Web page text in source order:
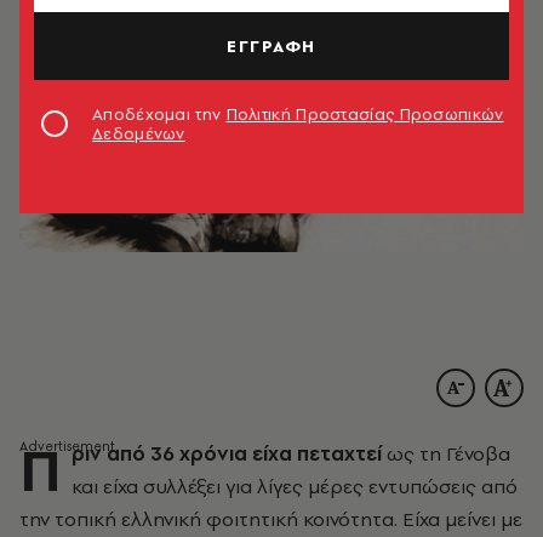
Π ριν από 36 χρόνια είχα πεταχτείως τη Γένοβα
και είχα συλλέξει για λίγες μέρες εντυπώσεις από
την τοπική ελληνική φοιτητική κοινότητα. Είχα μείνει με
ΕΓΓΡΑΦΗ
Αποδέχομαι την Πολιτική Προστασίας Προσωπικών
Δεδομένων